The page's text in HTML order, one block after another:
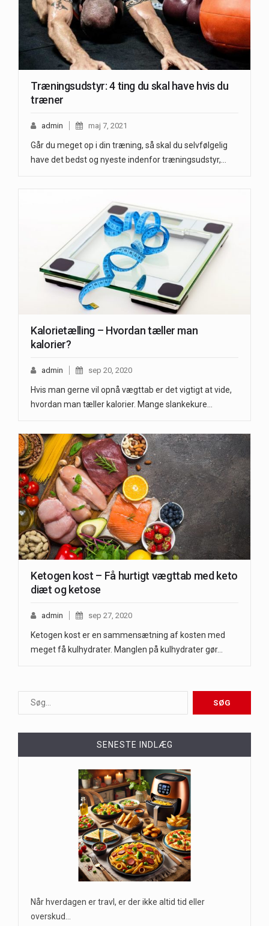
Træningsudstyr: 4 ting du skal have hvis du
træner
admin maj 7, 2021
Går du meget op i din træning, så skal du selvfølgelig
have det bedst og nyeste indenfor træningsudstyr,…
Kalorietælling – Hvordan tæller man
kalorier?
admin sep 20, 2020
Hvis man gerne vil opnå vægttab er det vigtigt at vide,
hvordan man tæller kalorier. Mange slankekure…
Ketogen kost – Få hurtigt vægttab med keto
diæt og ketose
admin sep 27, 2020
Ketogen kost er en sammensætning af kosten med
meget få kulhydrater. Manglen på kulhydrater gør…
SENESTE INDLÆG
Når hverdagen er travl, er der ikke altid tid eller
overskud…